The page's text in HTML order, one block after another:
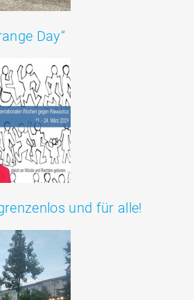
Day“
und für alle!